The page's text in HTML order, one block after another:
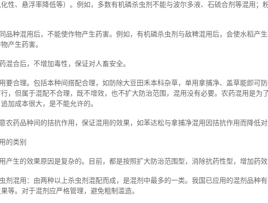
性、悬浮率降低等）。例如，多数有机磷杀虫剂不能与波尔多液、石硫合剂等混用；
品种混用后，不能使作物产生药害。例如，有机磷杀虫剂与敌稗混用后，会使水稻产
产生药害。
混合后，不增加毒性，保证对人畜安全。
要合理。包括本种间搭配合理，如防除大豆田禾本科杂草，单用拿捕净、盖草能即可
，但属于混配不合理，既不增效，也不扩大防治范围，混用没有必要。农药混用是为
加成本很大，是不能允许的。
农药品种间的拮抗作用，保证混用的效果，如苯达松与拿捕净混用因拮抗作用而降低对
的类别
产生的效果原因是复杂的。目前，都是按照扩大防治范围型，消除抗药性型，增加药效
剂混用：由两种以上杀虫剂混配而成，是混剂中最多的一类。我国已应用的混剂品种
等。对于混剂应严格管理，避免粗制滥造。